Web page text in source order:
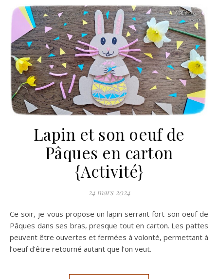
Lapin et son oeuf de
Pâques en carton
{Activité}
24 mars 2024
Ce soir, je vous propose un lapin serrant fort son oeuf de
Pâques dans ses bras, presque tout en carton. Les pattes
peuvent être ouvertes et fermées à volonté, permettant à
l’oeuf d’être retourné autant que l’on veut.